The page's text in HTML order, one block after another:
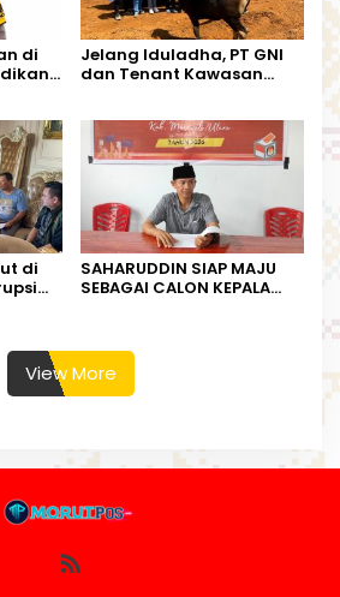
di
Jelang Iduladha, PT GNI
dan Tenant Kawasan
di
SAHARUDDIN SIAP MAJU
SEBAGAI CALON KEPALA
View More